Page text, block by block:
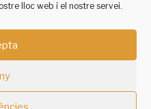
lloc web i el nostre servei.
Amazon